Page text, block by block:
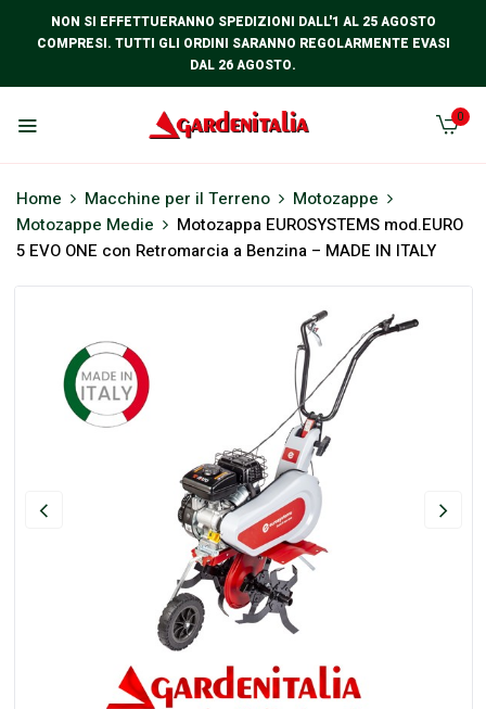
NON SI EFFETTUERANNO SPEDIZIONI DALL'1 AL 25 AGOSTO
COMPRESI. TUTTI GLI ORDINI SARANNO REGOLARMENTE EVASI
DAL 26 AGOSTO.
0
Home Macchine per il Terreno
Motozappe
Motozappe Medie
Motozappa EUROSYSTEMS mod.EURO
5 EVO ONE con Retromarcia a Benzina – MADE IN ITALY